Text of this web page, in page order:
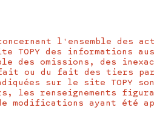
l'ensemble des
des informations
des omissions, des
fait ou du fait des tiers
sur le site TOPY
renseignements
modifications ayant été